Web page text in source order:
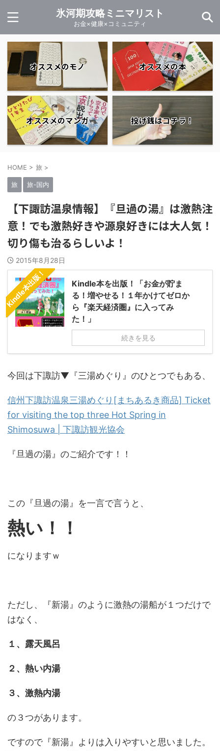
氷河期攻略ミニマリスト
お金×健康×コミュニティ
オススメのモノ オススメの本
オススメのマンガ 投げ銭はコチラ！
HOME > 旅 >
旅 旅-国内
【下諏訪温泉情報】『旦過の湯』は激熱注
意！でも激熱好きや源泉好きには大人気！
切り傷も治るらしいよ！
2015年8月28日
Kindle本出版！
Kindle本を出版！「お金が貯ま
る！増やせる！１年かけてゼロか
ら『楽天経済圏』に入ってみ
た！」
続きを見る
今回は下諏訪▼『三湯めぐり』のひとつでもある、
信州下諏訪温泉三湯めぐり[まちあるき商品] Ticket
for visiting the top three Hot Spring in
Shimosuwa | 下諏訪観光協会
『旦過の湯』のご紹介です！！
この『旦過の湯』を一言で言うと、
熱い！！
になりますｗ
ただし、『新湯』のように激熱の湯船が１つだけで
はなく、
１、露天風呂
２、熱い内湯
３、激熱内湯
の３つがあります。
ですので『新湯』よりは入りやすいと思いました。